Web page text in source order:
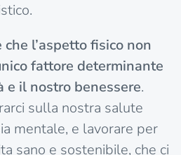
l’aspetto fisico non
fattore determinante
e il nostro benessere.
sulla nostra salute
mentale, e lavorare per
sano e sostenibile, che ci